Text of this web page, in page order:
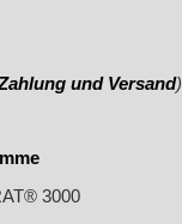
und Versand)
3000